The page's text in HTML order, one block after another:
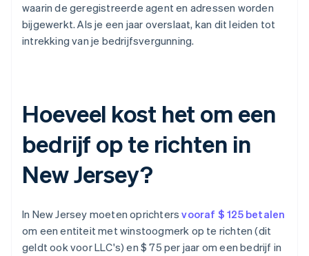
waarin de geregistreerde agent en adressen worden
bijgewerkt. Als je een jaar overslaat, kan dit leiden tot
intrekking van je bedrijfsvergunning.
Hoeveel kost het om een
bedrijf op te richten in
New Jersey?
In New Jersey moeten oprichtersvooraf $ 125 betalen
om een entiteit met winstoogmerk op te richten (dit
geldt ook voor LLC's) en $ 75 per jaar om een bedrijf in